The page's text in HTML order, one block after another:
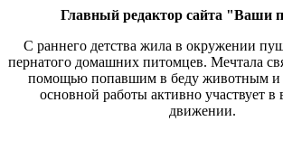
Главный редактор сайта "Ваши
С раннего детства жила в окружении
пернатого домашних питомцев. Мечтала
помощью попавшим в беду животным и
основной работы активно участвует в
движении.